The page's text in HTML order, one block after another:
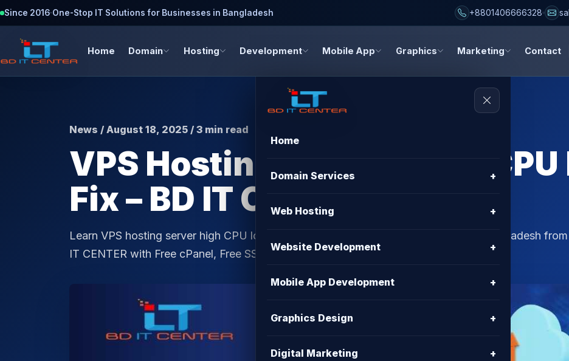
Since 2016·One-Stop IT Solutions for Businesses in Bangladesh +8801406666328
Home Domain Hosting Development Mobile App Graphics Marketing Contact
Home
Domain Services +
Web Hosting +
Website Development +
Mobile App Development +
Graphics Design +
Digital Marketing +
News / August 18, 2025 / 3 min read
VPS Hosting Server High CPU
Fix – BD IT CENTER
Learn VPS hosting server high CPU load troubleshooting. Get best VPS hosting in Bangladesh
IT CENTER with Free cPanel, Free SSL, 99.9% uptime & 24/7 support.